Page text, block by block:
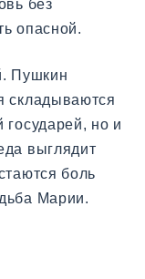
без
опасной.
Пушкин
складываются
но и
выглядит
боль
Марии.